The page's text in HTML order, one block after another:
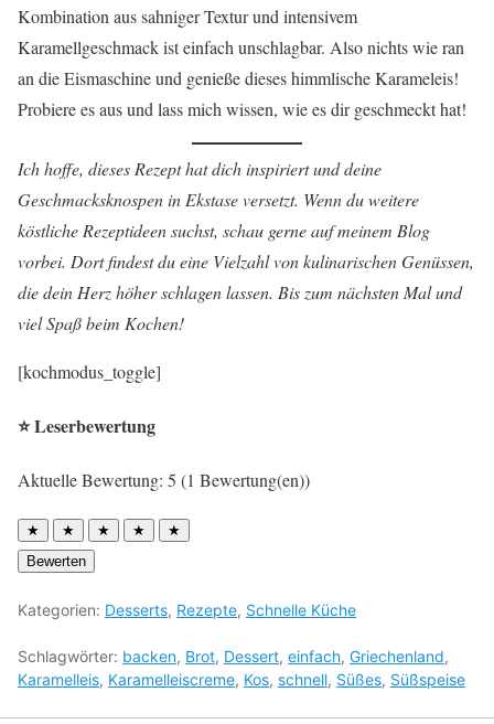
Kombination aus sahniger Textur und intensivem
Karamellgeschmack ist einfach unschlagbar. Also nichts wie ran
an die Eismaschine und genieße dieses himmlische Karameleis!
Probiere es aus und lass mich wissen, wie es dir geschmeckt hat!
Ich hoffe, dieses Rezept hat dich inspiriert und deine
Geschmacksknospen in Ekstase versetzt. Wenn du weitere
köstliche Rezeptideen suchst, schau gerne auf meinem Blog
vorbei. Dort findest du eine Vielzahl von kulinarischen Genüssen,
die dein Herz höher schlagen lassen. Bis zum nächsten Mal und
viel Spaß beim Kochen!
[kochmodus_toggle]
⭐ Leserbewertung
Aktuelle Bewertung: 5 (1 Bewertung(en))
★ ★ ★ ★
★
Bewerten
Kategorien: Desserts, Rezepte, Schnelle Küche
Schlagwörter: backen, Brot, Dessert, einfach, Griechenland,
Karamelleis, Karamelleiscreme, Kos, schnell, Süßes, Süßspeise